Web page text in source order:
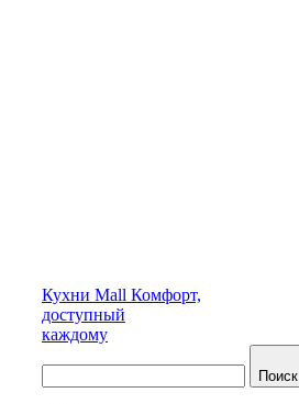
Кухни Mall Комфорт,
доступный
каждому
Поиск